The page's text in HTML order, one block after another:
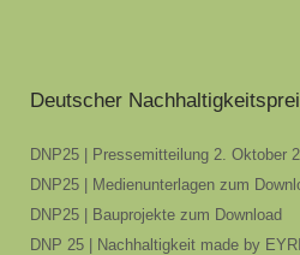
Deutscher
DNP25 | Pressemitteilung 2. Oktober
DNP25 | Medienunterlagen zum
DNP25 | Bauprojekte zum Download
DNP 25 | Nachhaltigkeit made by